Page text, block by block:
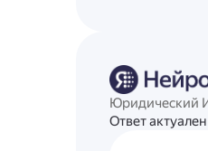
Юридический
Ответ